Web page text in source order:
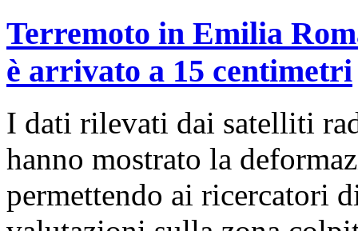
Terremoto in Emilia
è arrivato a 15 centimetri
I dati rilevati dai satelliti
hanno mostrato la
permettendo ai ricercatori